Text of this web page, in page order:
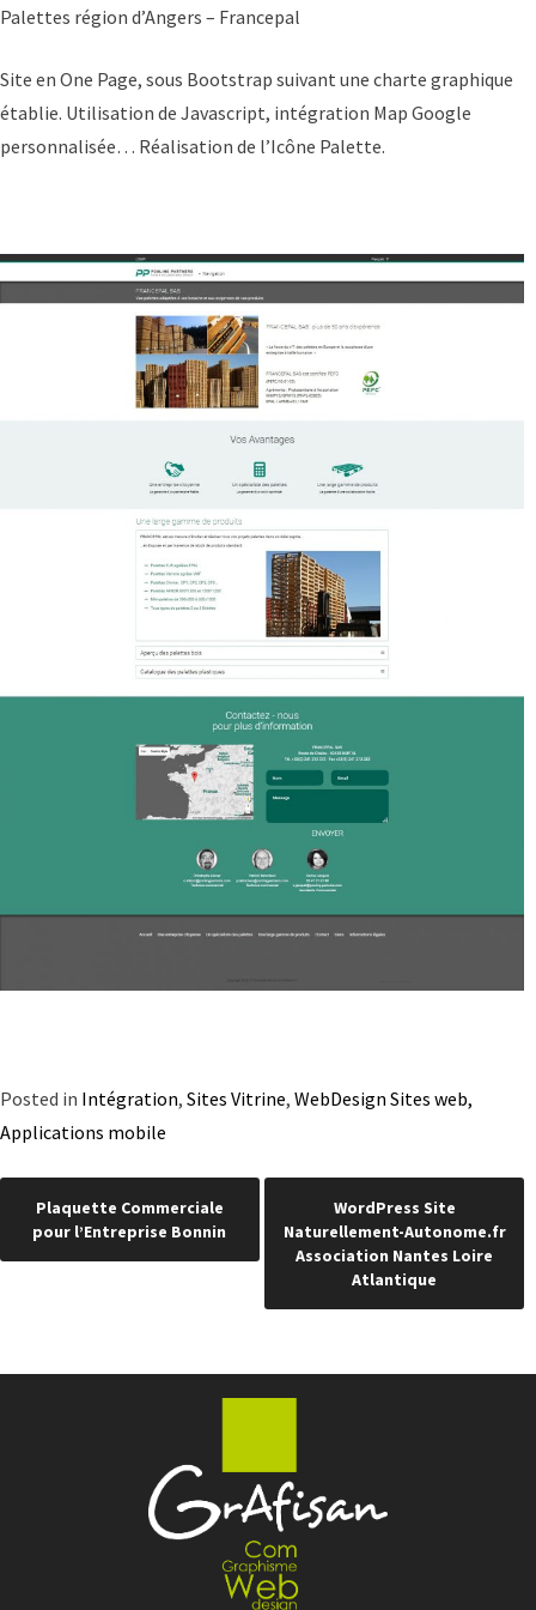
Palettes région d’Angers – Francepal
Site en One Page, sous Bootstrap suivant une charte graphique
établie. Utilisation de Javascript, intégration Map Google
personnalisée… Réalisation de l’Icône Palette.
Posted in Intégration, Sites Vitrine, WebDesign Sites web,
Applications mobile
Navigation
de
Plaquette Commerciale
pour l’Entreprise Bonnin
WordPress Site
Naturellement-Autonome.fr
Association Nantes Loire
Atlantique